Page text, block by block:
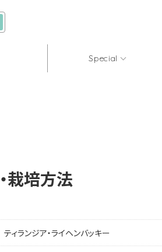
Special
栽培方法
ティランジア・ライヘンバッキー